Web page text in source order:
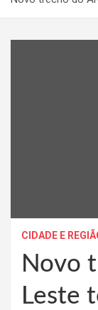
CIDADE E
Novo
Leste